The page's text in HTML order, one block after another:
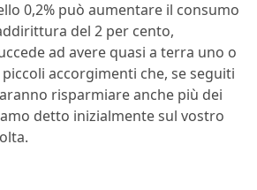
0,2% può aumentare il consumo
del 2 per cento,
ad avere quasi a terra uno o
accorgimenti che, se seguiti
risparmiare anche più dei
detto inizialmente sul vostro